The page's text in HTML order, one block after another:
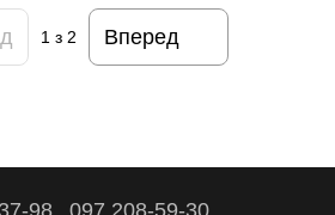
1з 2 Вперед
98 097 208-59-30